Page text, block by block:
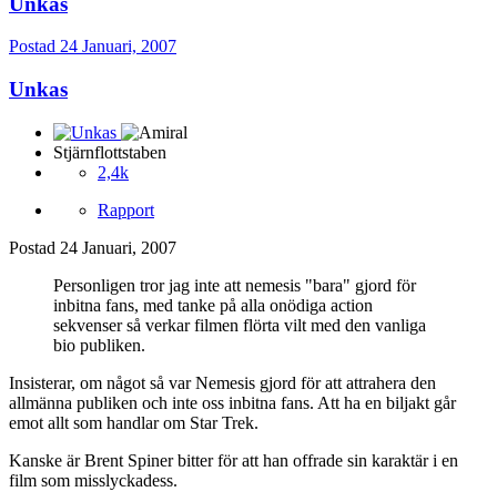
Postad 24 Januari, 2007
Unkas
Stjärnflottstaben
2,4k
Rapport
Postad 24 Januari, 2007
Personligen tror jag inte att nemesis "bara" gjord för
inbitna fans, med tanke på alla onödiga action
sekvenser så verkar filmen flörta vilt med den vanliga
bio publiken.
Insisterar, om något så var Nemesis gjord för att attrahera den
allmänna publiken och inte oss inbitna fans. Att ha en biljakt går
emot allt som handlar om Star Trek.
Kanske är Brent Spiner bitter för att han offrade sin karaktär i en
film som misslyckadess.